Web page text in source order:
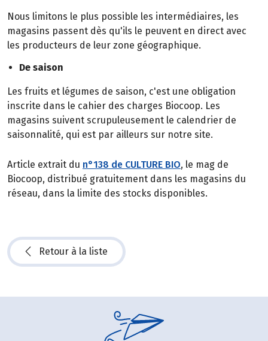
Nous limitons le plus possible les intermédiaires, les
magasins passent dès qu'ils le peuvent en direct avec
les producteurs de leur zone géographique.
De saison
Les fruits et légumes de saison, c'est une obligation
inscrite dans le cahier des charges Biocoop. Les
magasins suivent scrupuleusement le calendrier de
saisonnalité, qui est par ailleurs sur notre site.
Article extrait du n°138 de CULTURE BIO, le mag de
Biocoop, distribué gratuitement dans les magasins du
réseau, dans la limite des stocks disponibles.
Retour à la liste